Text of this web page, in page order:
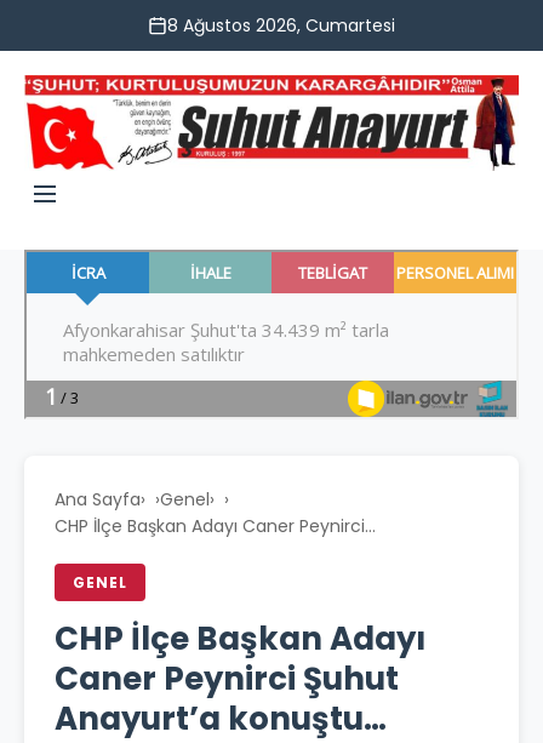
8 Ağustos 2026, Cumartesi
Ana Sayfa› Genel›
CHP İlçe Başkan Adayı Caner Peynirci...
GENEL
CHP İlçe Başkan Adayı
Caner Peynirci Şuhut
Anayurt’a konuştu…